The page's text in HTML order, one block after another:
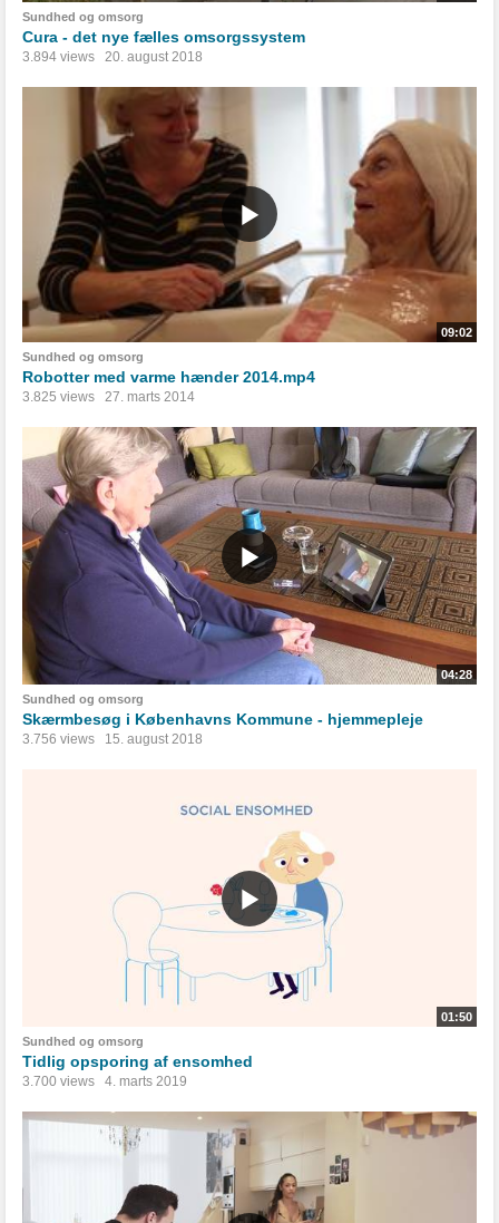
Sundhed og omsorg
Cura - det nye fælles omsorgssystem
3.894 views 20. august 2018
09:02
Sundhed og omsorg
Robotter med varme hænder 2014.mp4
3.825 views 27. marts 2014
04:28
Sundhed og omsorg
Skærmbesøg i Københavns Kommune - hjemmepleje
3.756 views 15. august 2018
01:50
Sundhed og omsorg
Tidlig opsporing af ensomhed
3.700 views 4. marts 2019